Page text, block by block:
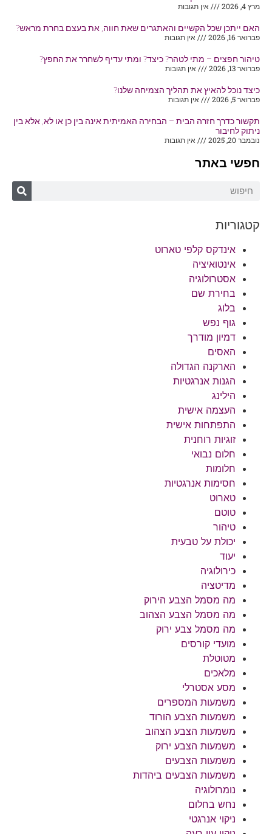
מרץ 4, 2026
אין תגובות
האם ייתכן שכל הקשיים והאתגרים שאת חווה, את בעצם בחרת מראש?
פברואר 16, 2026
אין תגובות
טיהור חפצים – מתי לטהר? כיצד? ומתי עדיף לשחרר את החפץ?
פברואר 13, 2026
אין תגובות
כיצד נוכל להאיץ את תהליך הצמיחה שלנו?
פברואר 5, 2026
אין תגובות
תקשור כדרך חזרה הבית – הבחירה האמיתית אינה בין כן או לא, אלא בין
ניתוק לחיבור
נובמבר 20, 2025
אין תגובות
חפשי באתר
קטגוריות
אינדקס קלפי טארוט
אינטואיציה
אסטרולוגיה
בחירת שם
בלוג
גוף נפש
דמיון מודרך
האסים
הארקנה הגדולה
הגנות אנרגטיות
הילינג
העצמה אישית
התפתחות אישית
זוגיות רוחנית
חלום נבואי
חלומות
חסימות אנרגטיות
טארוט
טוטם
טיהור
יכולת על טבעית
יעוד
כירולוגיה
מדיטציה
מה מסמל הצבע הירוק
מה מסמל הצבע הצהוב
מה מסמל צבע ירוק
מועדי קורסים
מטוטלת
מלאכים
מסע אסטרלי
משמעות המספרים
משמעות הצבע הורוד
משמעות הצבע הצהוב
משמעות הצבע ירוק
משמעות הצבעים
משמעות הצבעים ביהדות
נומרולוגיה
נחש בחלום
ניקוי אנרגטי